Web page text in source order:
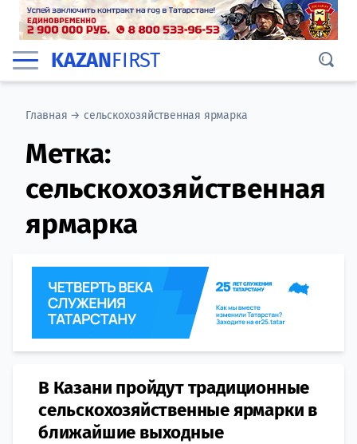
KAZANFIRST
Главная → сельскохозяйственная ярмарка
Метка:
сельскохозяйственная
ярмарка
В Казани пройдут традиционные
сельскохозяйственные ярмарки в
ближайшие выходные